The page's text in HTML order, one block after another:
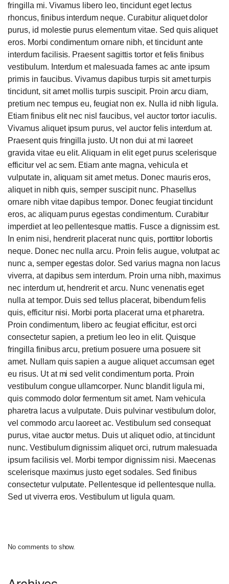
fringilla mi. Vivamus libero leo, tincidunt eget lectus
rhoncus, finibus interdum neque. Curabitur aliquet dolor
purus, id molestie purus elementum vitae. Sed quis aliquet
eros. Morbi condimentum ornare nibh, et tincidunt ante
interdum facilisis. Praesent sagittis tortor et felis finibus
vestibulum. Interdum et malesuada fames ac ante ipsum
primis in faucibus. Vivamus dapibus turpis sit amet turpis
tincidunt, sit amet mollis turpis suscipit. Proin arcu diam,
pretium nec tempus eu, feugiat non ex. Nulla id nibh ligula.
Etiam finibus elit nec nisl faucibus, vel auctor tortor iaculis.
Vivamus aliquet ipsum purus, vel auctor felis interdum at.
Praesent quis fringilla justo. Ut non dui at mi laoreet
gravida vitae eu elit. Aliquam in elit eget purus scelerisque
efficitur vel ac sem. Etiam ante magna, vehicula et
vulputate in, aliquam sit amet metus. Donec mauris eros,
aliquet in nibh quis, semper suscipit nunc. Phasellus
ornare nibh vitae dapibus tempor. Donec feugiat tincidunt
eros, ac aliquam purus egestas condimentum. Curabitur
imperdiet at leo pellentesque mattis. Fusce a dignissim est.
In enim nisi, hendrerit placerat nunc quis, porttitor lobortis
neque. Donec nec nulla arcu. Proin felis augue, volutpat ac
nunc a, semper egestas dolor. Sed varius magna non lacus
viverra, at dapibus sem interdum. Proin urna nibh, maximus
nec interdum ut, hendrerit et arcu. Nunc venenatis eget
nulla at tempor. Duis sed tellus placerat, bibendum felis
quis, efficitur nisi. Morbi porta placerat urna et pharetra.
Proin condimentum, libero ac feugiat efficitur, est orci
consectetur sapien, a pretium leo leo in elit. Quisque
fringilla finibus arcu, pretium posuere urna posuere sit
amet. Nullam quis sapien a augue aliquet accumsan eget
eu risus. Ut at mi sed velit condimentum porta. Proin
vestibulum congue ullamcorper. Nunc blandit ligula mi,
quis commodo dolor fermentum sit amet. Nam vehicula
pharetra lacus a vulputate. Duis pulvinar vestibulum dolor,
vel commodo arcu laoreet ac. Vestibulum sed consequat
purus, vitae auctor metus. Duis ut aliquet odio, at tincidunt
nunc. Vestibulum dignissim aliquet orci, rutrum malesuada
ipsum facilisis vel. Morbi tempor dignissim nisi. Maecenas
scelerisque maximus justo eget sodales. Sed finibus
consectetur vulputate. Pellentesque id pellentesque nulla.
Sed ut viverra eros. Vestibulum ut ligula quam.
No comments to show.